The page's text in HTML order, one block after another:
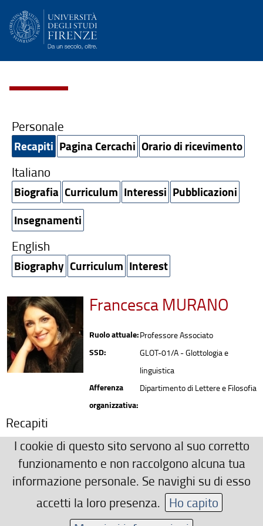
Personale
Recapiti Pagina Cercachi Orario di ricevimento
Italiano
Biografia Curriculum Interessi Pubblicazioni
Insegnamenti
English
Biography Curriculum Interest
Francesca MURANO
Ruolo attuale:Professore Associato
SSD:
GLOT-01/A - Glottologia e
linguistica
Afferenza
organizzativa:
Dipartimento di Lettere e Filosofia
Recapiti
0552756219
francesca.murano(AT)unifi.it
Ulteriori Recapiti
Via della Pergola 58-60, Firenze
Area riservata
I cookie di questo sito servono al suo corretto
funzionamento e non raccolgono alcuna tua
informazione personale. Se navighi su di esso
accetti la loro presenza. Ho capito